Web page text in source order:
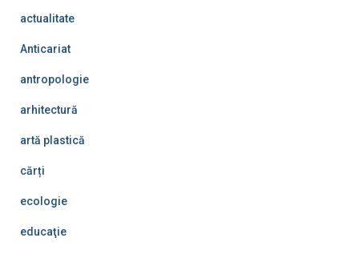
actualitate
Anticariat
antropologie
arhitectură
artă plastică
cărți
ecologie
educaţie